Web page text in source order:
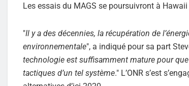
Les essais du MAGS se poursuivront à
"Il y a des décennies, la récupération de
environnementale", a indiqué pour sa part
technologie est suffisamment mature pour
tactiques d’un tel système." L’ONR s’est